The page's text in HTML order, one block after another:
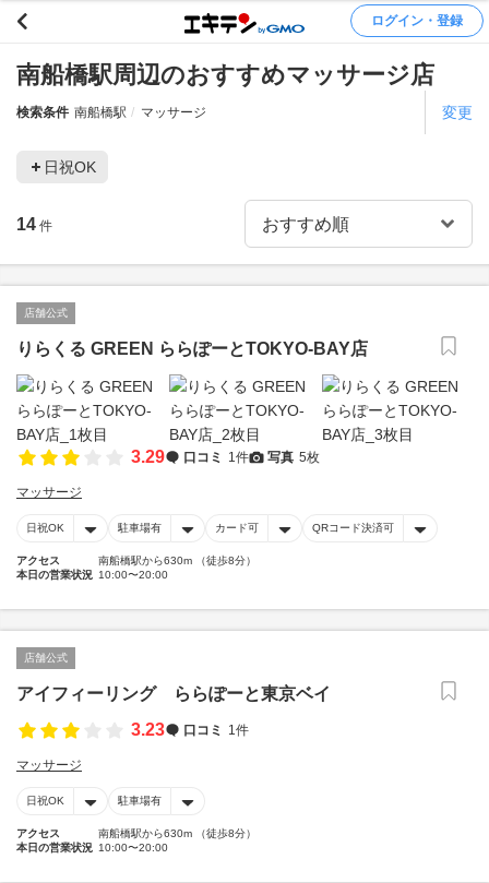
ログイン・登録
南船橋駅周辺のおすすめマッサージ店
検索条件 南船橋駅 マッサージ 変更
日祝OK
14 件
店舗公式
りらくる GREEN ららぽーとTOKYO-BAY店
3.29 口コミ 1件 写真 5枚
マッサージ
日祝OK 駐車場有 カード可 QRコード決済可
アクセス
南船橋駅から630m （徒歩8分）
本日の営業状況 10:00〜20:00
店舗公式
アイフィーリング ららぽーと東京ベイ
3.23
口コミ 1件
マッサージ
日祝OK 駐車場有
アクセス
南船橋駅から630m （徒歩8分）
本日の営業状況 10:00〜20:00